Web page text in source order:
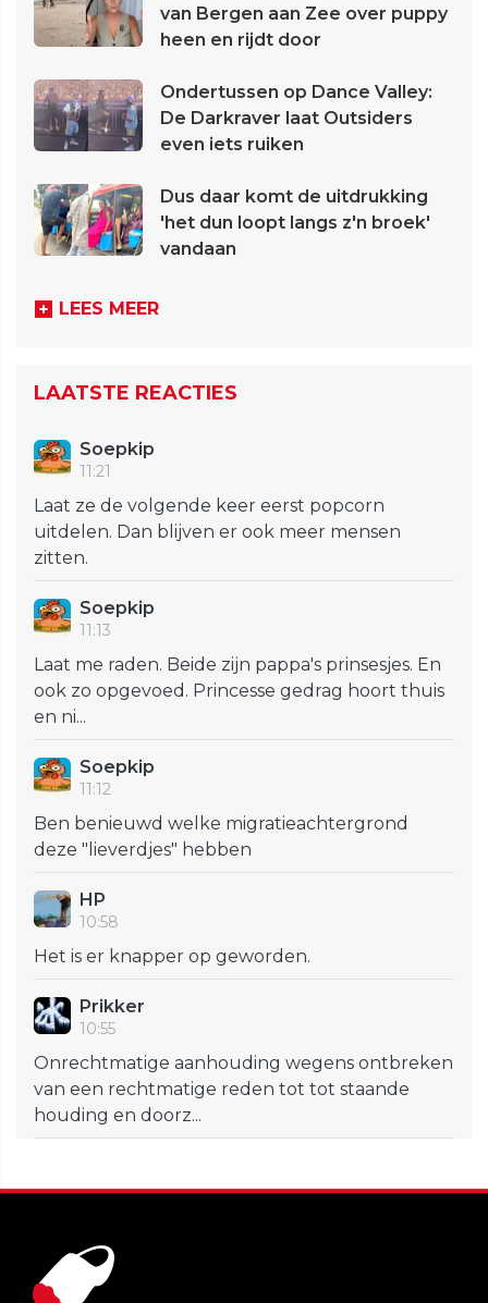
van Bergen aan Zee over puppy
heen en rijdt door
Ondertussen op Dance Valley:
De Darkraver laat Outsiders
even iets ruiken
Dus daar komt de uitdrukking
'het dun loopt langs z'n broek'
vandaan
LEES MEER
LAATSTE REACTIES
Soepkip
11:21
Laat ze de volgende keer eerst popcorn
uitdelen. Dan blijven er ook meer mensen
zitten.
Soepkip
11:13
Laat me raden. Beide zijn pappa's prinsesjes. En
ook zo opgevoed. Princesse gedrag hoort thuis
en ni...
Soepkip
11:12
Ben benieuwd welke migratieachtergrond
deze "lieverdjes" hebben
HP
10:58
Het is er knapper op geworden.
Prikker
10:55
Onrechtmatige aanhouding wegens ontbreken
van een rechtmatige reden tot tot staande
houding en doorz...